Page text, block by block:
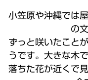
小笠原や沖縄では
の
ずっと咲いたこと
うです。大きな木
落ちた花が近くで